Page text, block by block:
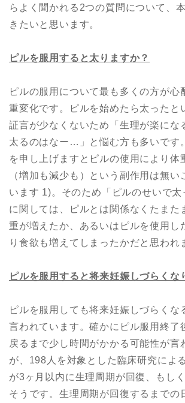
らよく聞かれる2つの質問について、
きたいと思います。
ピルを服用すると太りますか？
ピルの服用について最も多くの方が心
重変化です。ピルを始めたら太ったと
証言が少なくないため「生理が楽にな
太るのはなー…」と悩む方も多いです
を申し上げますとピルの使用により体
（増加も減少も）という副作用は無い
います 1)。そのため「ピルのせいで
に関しては、ピルとは関係なくたまた
重が増えたか、あるいはピルを使用し
り食欲も増えてしまったかだと思われ
ピルを服用すると将来妊娠しづらくな
ピルを服用しても将来妊娠しづらくな
言われています。確かにピル服用終了
戻るまで少し時間がかかる可能性が言
が、198人を対象とした臨床研究によ
が3ヶ月以内に生理周期が回復、もし
そうです。生理周期が回復するまでの